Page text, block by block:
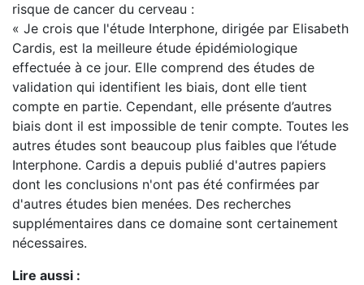
risque de cancer du cerveau :
« Je crois que l'étude Interphone, dirigée par Elisabeth
Cardis, est la meilleure étude épidémiologique
effectuée à ce jour. Elle comprend des études de
validation qui identifient les biais, dont elle tient
compte en partie. Cependant, elle présente d’autres
biais dont il est impossible de tenir compte. Toutes les
autres études sont beaucoup plus faibles que l’étude
Interphone. Cardis a depuis publié d'autres papiers
dont les conclusions n'ont pas été confirmées par
d'autres études bien menées. Des recherches
supplémentaires dans ce domaine sont certainement
nécessaires.
Lire aussi :